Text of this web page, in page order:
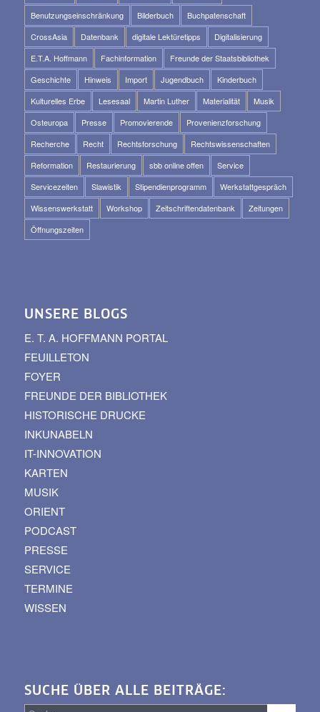
Benutzungseinschränkung
Bilderbuch
Buchpatenschaft
CrossAsia
Datenbank digitale Lektüretipps
Digitalisierung
E.T.A. Hoffmann
Fachinformation
Freunde der Staatsbibliothek
Geschichte
Hinweis Import Jugendbuch
Kinderbuch
Kulturelles Erbe
Lesesaal Martin Luther Materialität
Musik
Osteuropa
Presse Promovierende
Provenienzforschung
Recherche
Recht Rechtsforschung
Rechtswissenschaften
Reformation
Restaurierung sbb online offen
Service
Servicezeiten
Slawistik Stipendienprogramm
Werkstattgespräch
Wissenswerkstatt
Workshop Zeitschriftendatenbank
Zeitungen
Öffnungszeiten
UNSERE BLOGS
E. T. A. HOFFMANN PORTAL
FEUILLETON
FOYER
FREUNDE DER BIBLIOTHEK
HISTORISCHE DRUCKE
INKUNABELN
IT-INNOVATION
KARTEN
MUSIK
ORIENT
PODCAST
PRESSE
SERVICE
TERMINE
WISSEN
SUCHE ÜBER ALLE BEITRÄGE: